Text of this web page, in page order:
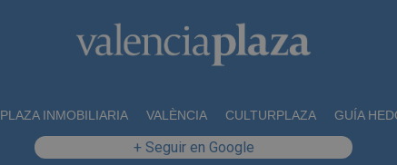
PLAZA INMOBILIARIA VALÈNCIA CULTURPLAZA GUÍA
+ Seguir en Google